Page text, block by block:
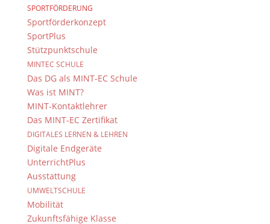
SPORTFÖRDERUNG
Sportförderkonzept
SportPlus
Stützpunktschule
MINTEC SCHULE
Das DG als MINT-EC Schule
Was ist MINT?
MINT-Kontaktlehrer
Das MINT-EC Zertifikat
DIGITALES LERNEN & LEHREN
Digitale Endgeräte
UnterrichtPlus
Ausstattung
UMWELTSCHULE
Mobilität
Zukunftsfähige Klasse
Kontakt Webteam
Kontaktieren Sie das Webteam
© 2015-2017 Dientzenhofer-Gymnasium Bamberg -
Von Hand erstellt. Mit viel